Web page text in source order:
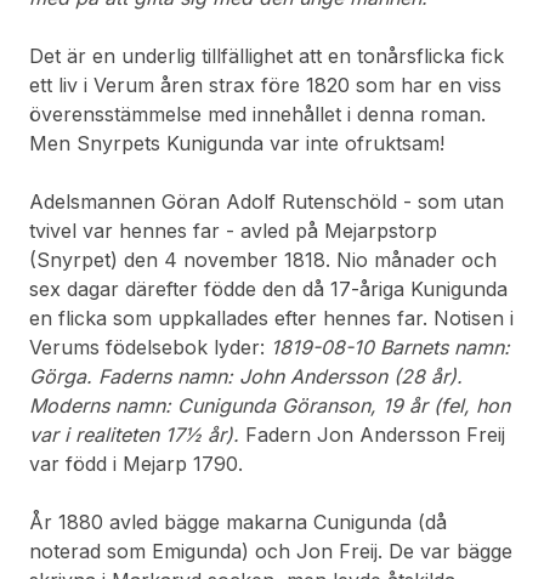
Det är en underlig tillfällighet att en tonårsflicka fick
ett liv i Verum åren strax före 1820 som har en viss
överensstämmelse med innehållet i denna roman.
Men Snyrpets Kunigunda var inte ofruktsam!
Adelsmannen Göran Adolf Rutenschöld - som utan
tvivel var hennes far - avled på Mejarpstorp
(Snyrpet) den 4 november 1818. Nio månader och
sex dagar därefter födde den då 17-åriga Kunigunda
en flicka som uppkallades efter hennes far. Notisen i
Verums födelsebok lyder: 1819-08-10 Barnets namn:
Görga. Faderns namn: John Andersson (28 år).
Moderns namn: Cunigunda Göranson, 19 år (fel, hon
var i realiteten 17½ år). Fadern Jon Andersson Freij
var född i Mejarp 1790.
År 1880 avled bägge makarna Cunigunda (då
noterad som Emigunda) och Jon Freij. De var bägge